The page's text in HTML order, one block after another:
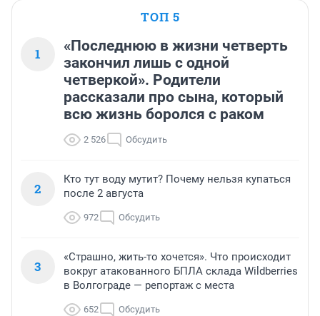
ТОП 5
1
«Последнюю в жизни четверть
закончил лишь с одной
четверкой». Родители
рассказали про сына, который
всю жизнь боролся с раком
2 526 Обсудить
2
Кто тут воду мутит? Почему нельзя купаться
после 2 августа
972 Обсудить
3
«Страшно, жить-то хочется». Что происходит
вокруг атакованного БПЛА склада Wildberries
в Волгограде — репортаж с места
652 Обсудить